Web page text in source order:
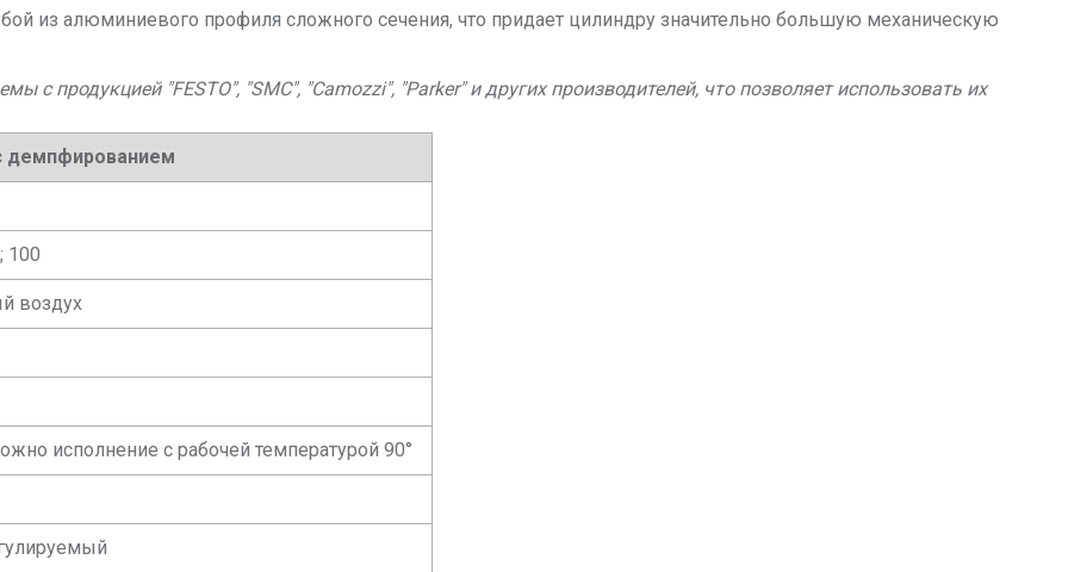
из алюминиевого профиля сложного сечения, что придает цилиндру значительно большую механическую
продукцией "FESTO", "SMC", "Camozzi", "Parker" и других производителей, что позволяет использовать их
демпфированием
100
воздух
исполнение с рабочей температурой 90°